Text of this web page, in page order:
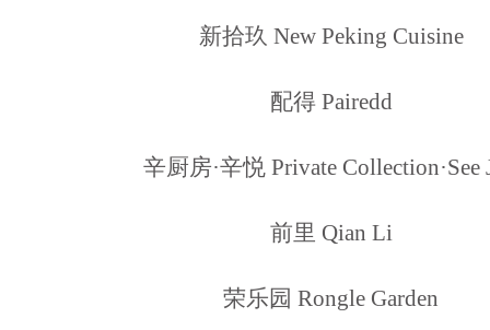
新拾玖 New Peking Cuisine
配得 Pairedd
辛厨房·辛悦 Private Collection·See
前里 Qian Li
荣乐园 Rongle Garden